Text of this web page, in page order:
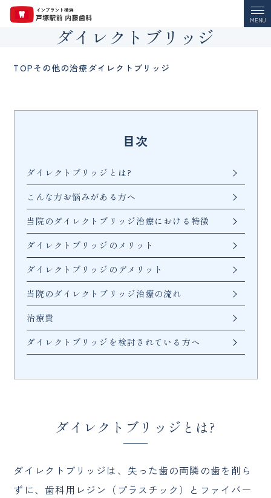
MENU
ダイレクトブリッジ
TOP その他の治療 ダイレクトブリッジ
目次
ダイレクトブリッジとは?
こんな方お悩みがある方へ
当院のダイレクトブリッジ治療における特徴
ダイレクトブリッジのメリット
ダイレクトブリッジのデメリット
当院のダイレクトブリッジ治療の流れ
治療費
ダイレクトブリッジを検討されている方へ
ダイレクトブリッジとは?
ダイレクトブリッジは、失った歯の両隣の歯を削ら
ずに、歯科用レジン（プラスチック）とファイバー